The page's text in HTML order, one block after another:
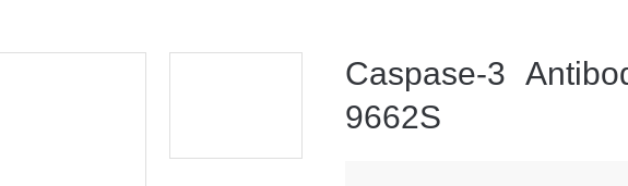
Caspase-3
9662S